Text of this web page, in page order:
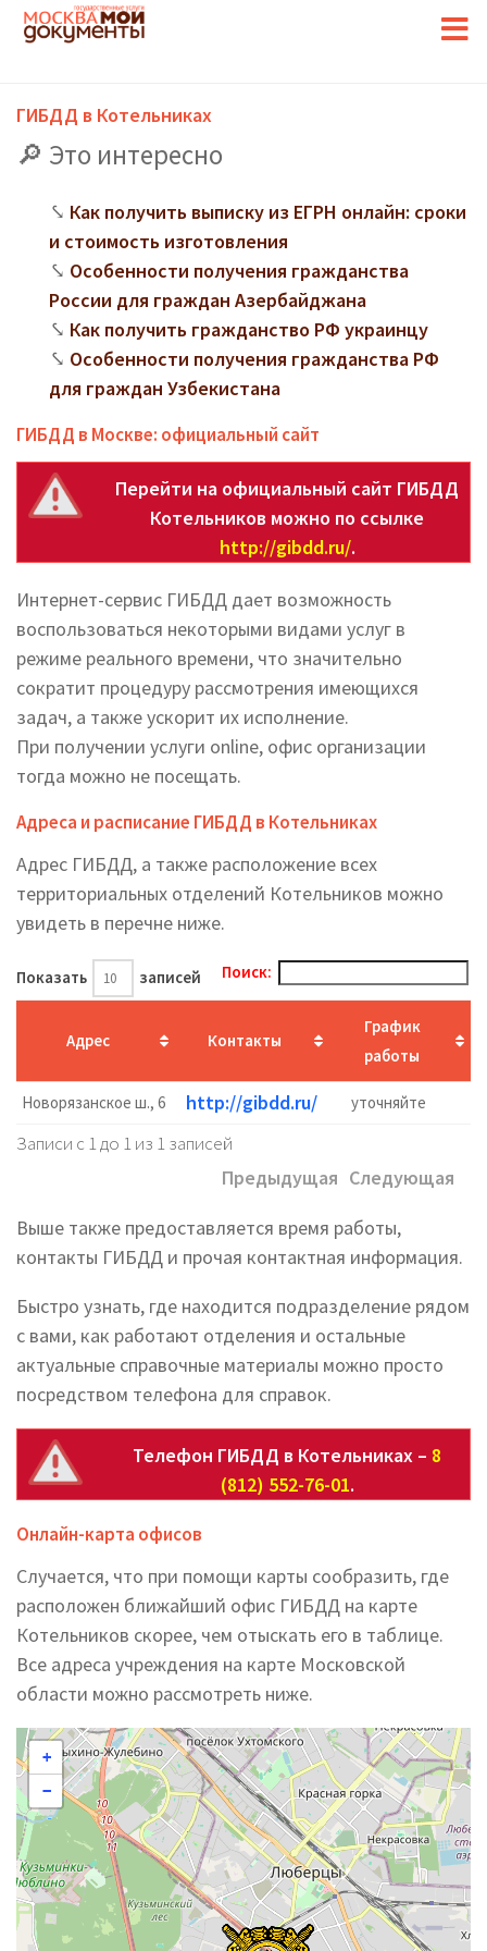
ГИБДД в Котельниках
Это интересно
Как получить выписку из ЕГРН онлайн: сроки
и стоимость изготовления
Особенности получения гражданства
России для граждан Азербайджана
Как получить гражданство РФ украинцу
Особенности получения гражданства РФ
для граждан Узбекистана
ГИБДД в Москве: официальный сайт
Перейти на официальный сайт ГИБДД
Котельников можно по ссылке
http://gibdd.ru/.
Интернет-сервис ГИБДД дает возможность
воспользоваться некоторыми видами услуг в
режиме реального времени, что значительно
сократит процедуру рассмотрения имеющихся
задач, а также ускорит их исполнение.
При получении услуги online, офис организации
тогда можно не посещать.
Адреса и расписание ГИБДД в Котельниках
Адрес ГИБДД, а также расположение всех
территориальных отделений Котельников можно
увидеть в перечне ниже.
Показать записей Поиск:
Адрес Контакты
График
работы
Новорязанское ш., 6 http://gibdd.ru/ уточняйте
Записи с 1 до 1 из 1 записей
Предыдущая Следующая
Выше также предоставляется время работы,
контакты ГИБДД и прочая контактная информация.
Быстро узнать, где находится подразделение рядом
с вами, как работают отделения и остальные
актуальные справочные материалы можно просто
посредством телефона для справок.
Телефон ГИБДД в Котельниках – 8
(812) 552-76-01.
Онлайн-карта офисов
Случается, что при помощи карты сообразить, где
расположен ближайший офис ГИБДД на карте
Котельников скорее, чем отыскать его в таблице.
Все адреса учреждения на карте Московской
области можно рассмотреть ниже.
+
−